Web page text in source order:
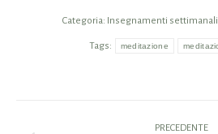
Categoria: Insegnamenti settimanali
Tags: meditazione
PRECEDENTE